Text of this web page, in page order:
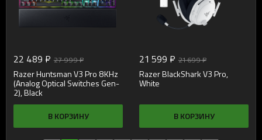
22 489 ₽ 27 999 ₽
Razer Huntsman V3 Pro 8KHz
(Analog Optical Switches Gen-
2), Black
В КОРЗИНУ
21 599 ₽ 21 699 ₽
Razer BlackShark V3 Pro,
White
В КОРЗИНУ